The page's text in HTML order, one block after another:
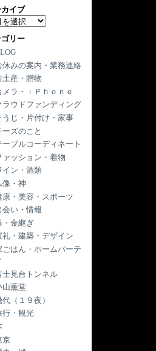
イブ
リー
休みの案内・業務連絡
土産・贈物
メラ・ｉＰｈｏｎｅ
ラウドファンディング
うじ・片付け・家事
ーズのこと
ーブルコーディネート
ァッション・着物
イン・酒類
像・神
康・美容・スポーツ
会い・情報
・金継ぎ
礼・建築・デザイン
ごはん・ホームパーテ
士見台トンネル
山薫堂
代（１９夜）
行・観光
京